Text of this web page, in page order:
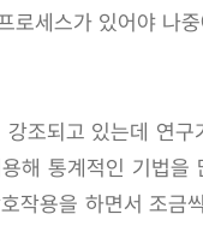
로세스가 있어야 나
조되고 있는데 연
해 통계적인 기법
작용을 하면서 조